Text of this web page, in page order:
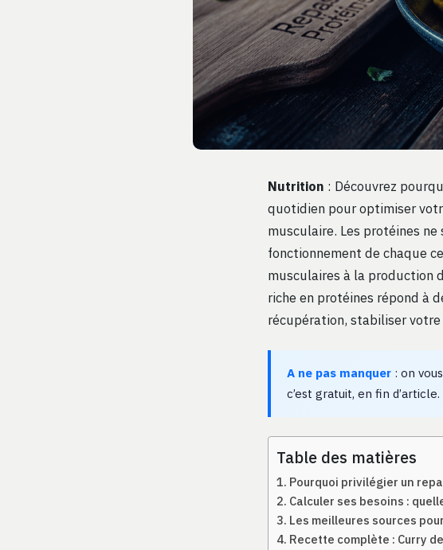
Nutrition : Découvrez
quotidien pour optimiser
musculaire. Les protéines
fonctionnement de chaque
musculaires à la production
riche en protéines répond à
récupération, stabiliser
A ne pas manquer : on
c’est gratuit, en fin d’article.
Table des matières
Pourquoi privilégier un
Calculer ses besoins :
Les meilleures sources
Recette complète : Curry